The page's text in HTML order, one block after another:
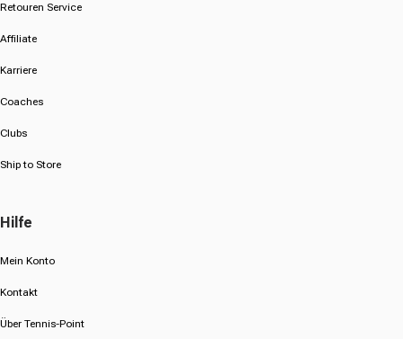
Retouren Service
Affiliate
Karriere
Coaches
Clubs
Ship to Store
Hilfe
Mein Konto
Kontakt
Über Tennis-Point